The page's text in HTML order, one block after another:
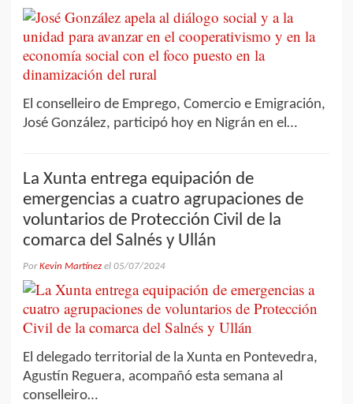
El conselleiro de Emprego, Comercio e Emigración,
José González, participó hoy en Nigrán en el…
La Xunta entrega equipación de
emergencias a cuatro agrupaciones de
voluntarios de Protección Civil de la
comarca del Salnés y Ullán
PorKevin Martínez el 05/07/2024
El delegado territorial de la Xunta en Pontevedra,
Agustín Reguera, acompañó esta semana al
conselleiro…